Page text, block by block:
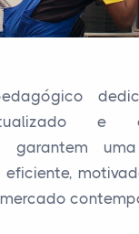
e o
garantem
eficiente,